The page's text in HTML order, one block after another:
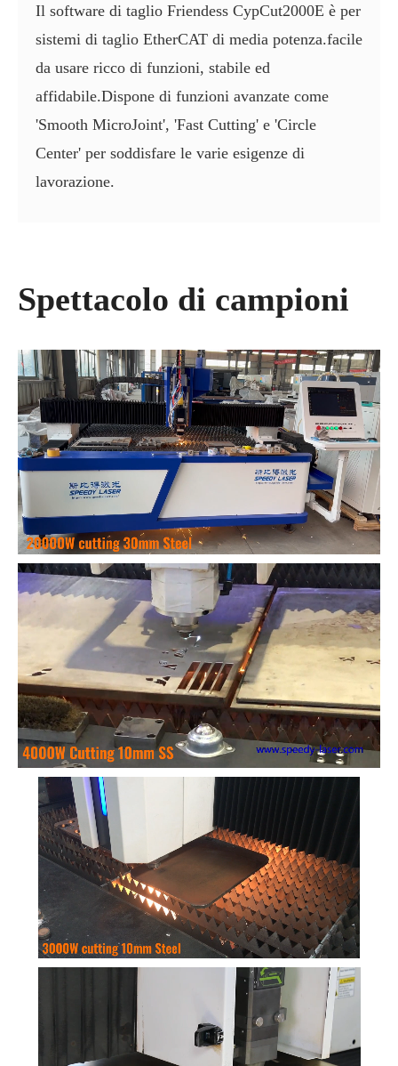
Il software di taglio Friendess CypCut2000E è per
sistemi di taglio EtherCAT di media potenza.facile
da usare ricco di funzioni, stabile ed
affidabile.Dispone di funzioni avanzate come
'Smooth MicroJoint', 'Fast Cutting' e 'Circle
Center' per soddisfare le varie esigenze di
lavorazione.
Spettacolo di campioni